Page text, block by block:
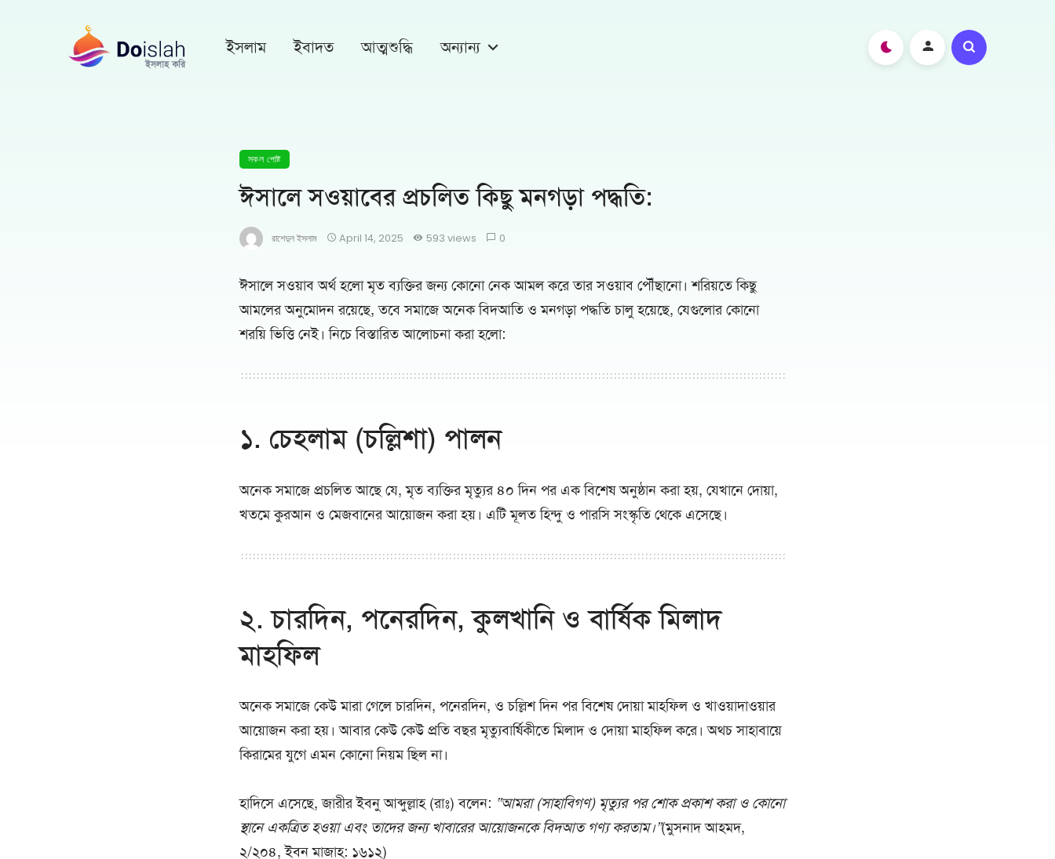
ইসলাম ইবাদত আত্মশুদ্ধি অন্যান্য
সকল পোষ্ট
ঈসালে সওয়াবের প্রচলিত কিছু মনগড়া পদ্ধতি:
রাশেদুল ইসলাম April 14, 2025 593 views 0
ঈসালে সওয়াব অর্থ হলো মৃত ব্যক্তির জন্য কোনো নেক আমল করে তার সওয়াব পৌঁছানো। শরিয়তে কিছু
আমলের অনুমোদন রয়েছে, তবে সমাজে অনেক বিদআতি ও মনগড়া পদ্ধতি চালু হয়েছে, যেগুলোর কোনো
শরয়ি ভিত্তি নেই। নিচে বিস্তারিত আলোচনা করা হলো:
১. চেহলাম (চল্লিশা) পালন
অনেক সমাজে প্রচলিত আছে যে, মৃত ব্যক্তির মৃত্যুর ৪০ দিন পর এক বিশেষ অনুষ্ঠান করা হয়, যেখানে দোয়া,
খতমে কুরআন ও মেজবানের আয়োজন করা হয়। এটি মূলত হিন্দু ও পারসি সংস্কৃতি থেকে এসেছে।
২. চারদিন, পনেরদিন, কুলখানি ও বার্ষিক মিলাদ
মাহফিল
অনেক সমাজে কেউ মারা গেলে চারদিন, পনেরদিন, ও চল্লিশ দিন পর বিশেষ দোয়া মাহফিল ও খাওয়াদাওয়ার
আয়োজন করা হয়। আবার কেউ কেউ প্রতি বছর মৃত্যুবার্ষিকীতে মিলাদ ও দোয়া মাহফিল করে। অথচ সাহাবায়ে
কিরামের যুগে এমন কোনো নিয়ম ছিল না।
হাদিসে এসেছে, জারীর ইবনু আব্দুল্লাহ (রাঃ) বলেন: “আমরা (সাহাবিগণ) মৃত্যুর পর শোক প্রকাশ করা ও কোনো
স্থানে একত্রিত হওয়া এবং তাদের জন্য খাবারের আয়োজনকে বিদআত গণ্য করতাম।”(মুসনাদ আহমদ,
২/২০৪, ইবন মাজাহ: ১৬১২)